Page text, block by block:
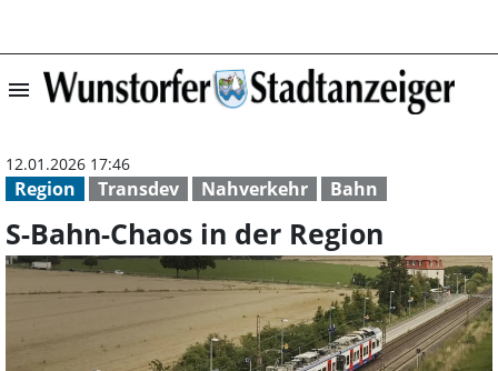
menu S-Bahn-Chaos
Region Transdev Nahverkehr Bahn
12.01.2026 17:46
S-Bahn-Chaos in der Region